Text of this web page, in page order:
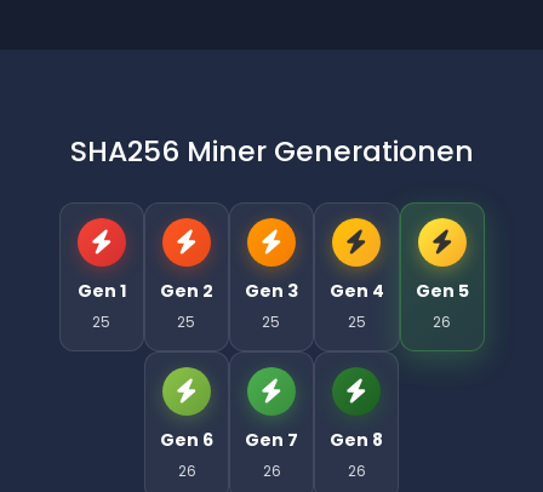
SHA256 Miner Generationen
Gen 1
25
Gen 2
25
Gen 3
25
Gen 4
25
Gen 5
26
Gen 6
26
Gen 7
26
Gen 8
26